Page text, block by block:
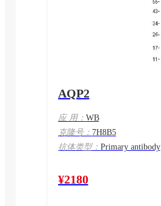
AQP2
应 用： WB
克隆号： 7H8B5
抗体类型： Primary antibody
¥2180